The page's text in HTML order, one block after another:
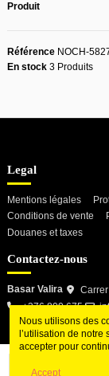
Produit
Référence NOCH-
En stock 3 Produits
Legal
Mentions légales
Conditions de vente
Douanes et taxes
Contactez-nous
Basar Valira
+376 800 675
Nous utilisons des
l’utilisation de
accepter pour
Accept